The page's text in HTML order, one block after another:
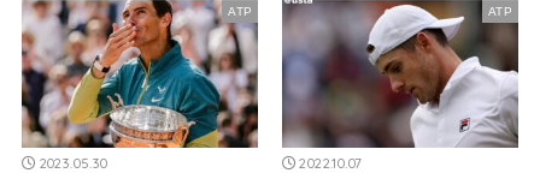
ATP
2023.05.30
ATP
2022.10.07